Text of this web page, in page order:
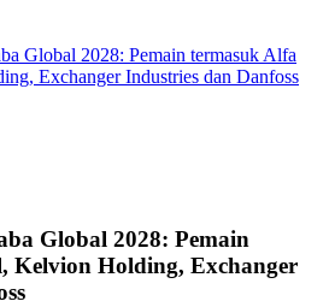
Global 2028: Pemain termasuk Alfa
Exchanger Industries dan Danfoss
Global 2028: Pemain
Kelvion Holding, Exchanger